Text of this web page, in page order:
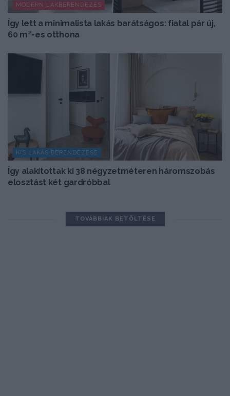
MODERN LAKBERENDEZÉS
Így lett a minimalista lakás barátságos: fiatal pár új,
60 m²-es otthona
KIS LAKÁS BERENDEZÉSE
Így alakítottak ki 38 négyzetméteren háromszobás
elosztást két gardróbbal
TOVÁBBIAK BETÖLTÉSE